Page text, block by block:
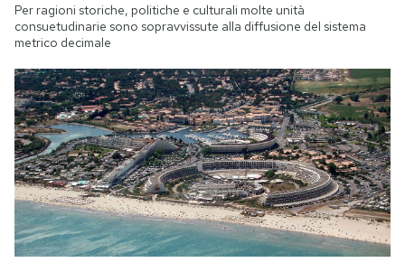
Per ragioni storiche, politiche e culturali molte unità
consuetudinarie sono sopravvissute alla diffusione del sistema
metrico decimale